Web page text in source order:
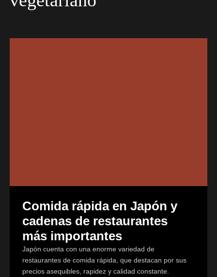
Comida rápida en Japón y
cadenas de restaurantes
más importantes
Japón cuenta con una enorme variedad de
restaurantes de comida rápida, que destacan por sus
precios asequibles, rapidez y calidad constante.